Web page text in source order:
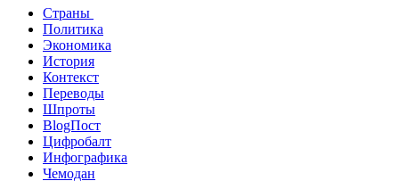
Страны
Политика
Экономика
История
Контекст
Переводы
Шпроты
BlogПост
Цифробалт
Инфографика
Чемодан